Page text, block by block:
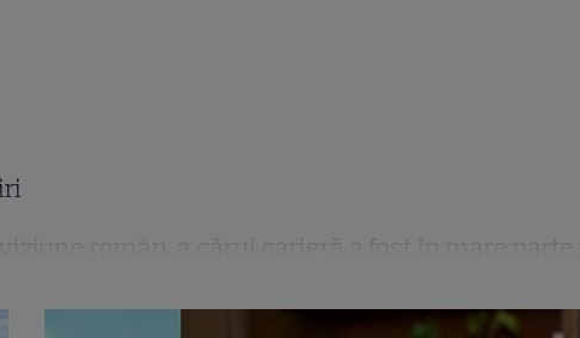
român, a cărui carieră a fost în mare parte
succesului emisiunilor sale, Dan Negru este
„Next Star”, „Ciao Darwin”, „Te pui